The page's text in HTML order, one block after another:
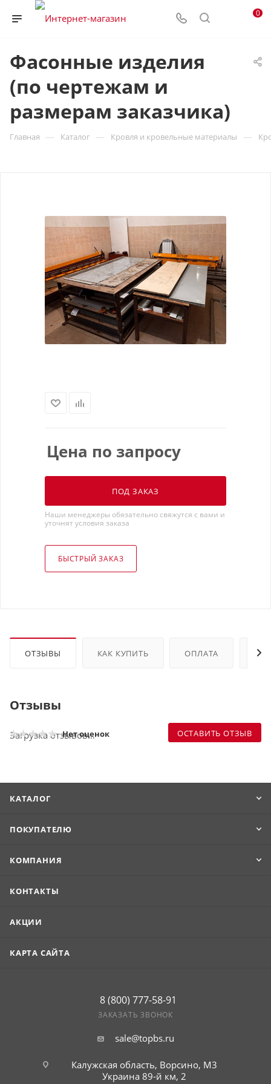
0
Фасонные изделия
(по чертежам и
размерам заказчика)
Главная — Каталог — Кровля и кровельные материалы —
Цена по запросу
ПОД ЗАКАЗ
Наши менеджеры обязательно свяжутся с вами и
уточнят условия заказа
БЫСТРЫЙ ЗАКАЗ
ОТЗЫВЫ КАК КУПИТЬ ОПЛАТА
Отзывы
Нет оценок ОСТАВИТЬ ОТЗЫВ
Загрузка отзывов...
КАТАЛОГ
ПОКУПАТЕЛЮ
КОМПАНИЯ
КОНТАКТЫ
АКЦИИ
КАРТА САЙТА
8 (800) 777-58-91
ЗАКАЗАТЬ ЗВОНОК
sale@topbs.ru
Калужская область, Ворсино, М3
Украина 89-й км, 2